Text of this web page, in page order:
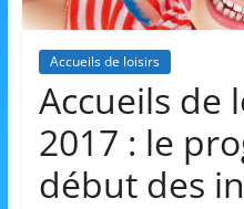
Accueils de loisirs
Accueils de
2017 : le
début des